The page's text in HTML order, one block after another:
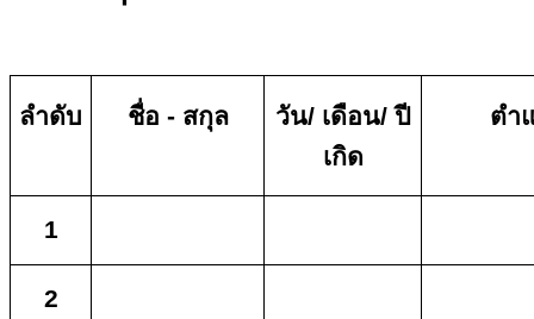
ลำดับ ชื่อ - สกุล วัน/ เดือน/ปี
เกิด
ตำ
1
2